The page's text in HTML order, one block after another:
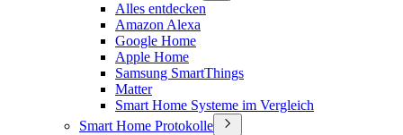
Alles entdecken
Amazon Alexa
Google Home
Apple Home
Samsung SmartThings
Matter
Smart Home Systeme im Vergleich
Smart Home Protokolle